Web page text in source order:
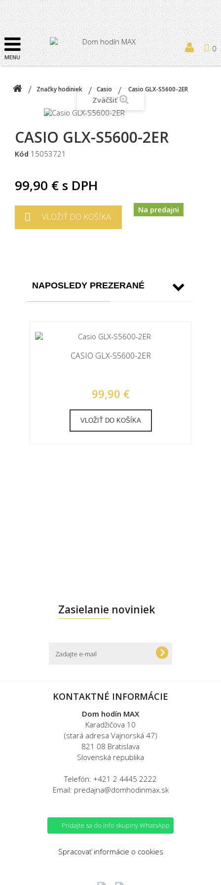
MENU
0
Značky hodiniek Casio Casio GLX-S5600-2ER
Zväčšiť
CASIO GLX-S5600-2ER
Kód 15053721
99,90 € s DPH
VLOŽIŤ DO KOŠÍKA
Na predajni
NAPOSLEDY PREZERANÉ
CASIO GLX-S5600-2ER
99,90 €
VLOŽIŤ DO KOŠÍKA
Zasielanie noviniek
KONTAKTNÉ INFORMÁCIE
Dom hodín MAX
Karadžičova 10
(stará adresa Vajnorská 47)
821 08 Bratislava
Slovenská republika
Telefón: +421 2 4445 2222
Email: predajna@domhodinmax.sk
Pridajte sa do info skupiny WhatsApp
Spracovať informácie o cookies